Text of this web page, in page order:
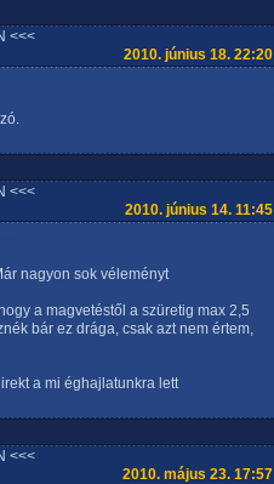
<<<
2010. június 18. 22:20
<<<
2010. június 14. 11:45
nagyon sok véleményt
a magvetéstől a szüretig max 2,5
bár ez drága, csak azt nem értem,
a mi éghajlatunkra lett
<<<
2010. május 23. 17:57